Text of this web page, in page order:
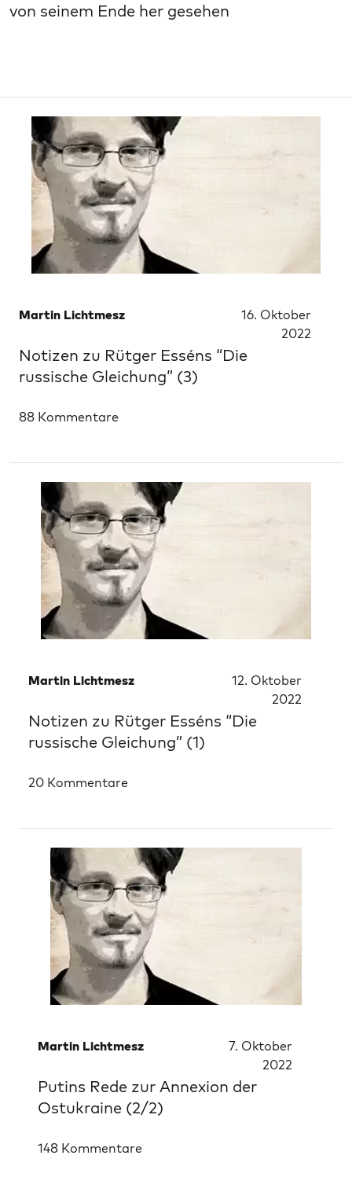
von seinem Ende her gesehen
Martin Lichtmesz
16. Oktober
2022
Notizen zu Rütger Esséns “Die
russische Gleichung” (3)
88 Kommentare
Martin Lichtmesz
12. Oktober
2022
Notizen zu Rütger Esséns “Die
russische Gleichung” (1)
20 Kommentare
Martin Lichtmesz
7. Oktober
2022
Putins Rede zur Annexion der
Ostukraine (2/2)
148 Kommentare